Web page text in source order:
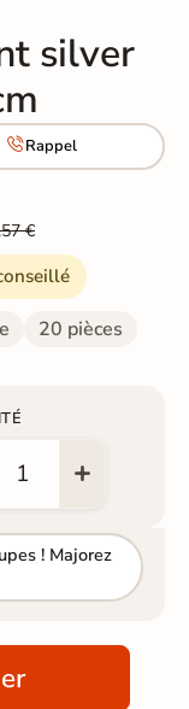
silver
Rappel
€
20 pièces
! Majorez